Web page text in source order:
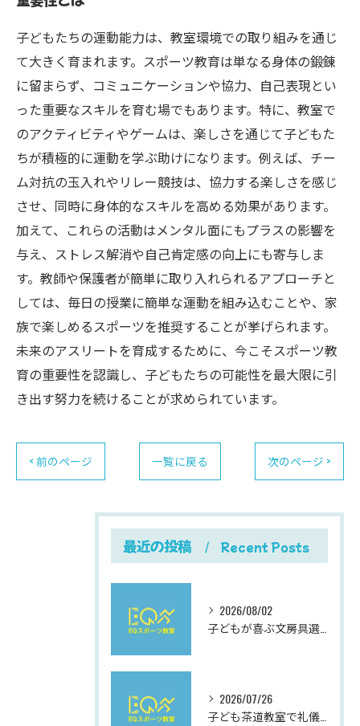
子どもたちの運動能力は、教室環境での取り組みを通じ
て大きく育まれます。スポーツ教育は単なる身体の鍛錬
に留まらず、コミュニケーションや協力、自己表現とい
った重要なスキルを育む場でもあります。特に、教室で
のアクティビティやゲームは、楽しさを通じて子どもた
ちが積極的に運動を学ぶ助けになります。例えば、チー
ム対抗の玉入れやリレー競技は、協力する楽しさを感じ
させ、同時に身体的なスキルを高める効果があります。
加えて、これらの活動はメンタル面にもプラスの影響を
与え、ストレス解消や自己肯定感の向上にも寄与しま
す。教師や保護者が簡単に取り入れられるアプローチと
しては、毎日の授業に簡単な運動を組み込むことや、家
族で楽しめるスポーツを推奨することが挙げられます。
未来のアスリートを育成するために、今こそスポーツ教
育の重要性を認識し、子どもたちの可能性を最大限に引
き出す努力を続けることが求められています。
< 前のページ 一覧に戻る 次のページ >
最近の投稿 Recent Posts
2026/08/02
2026/07/26